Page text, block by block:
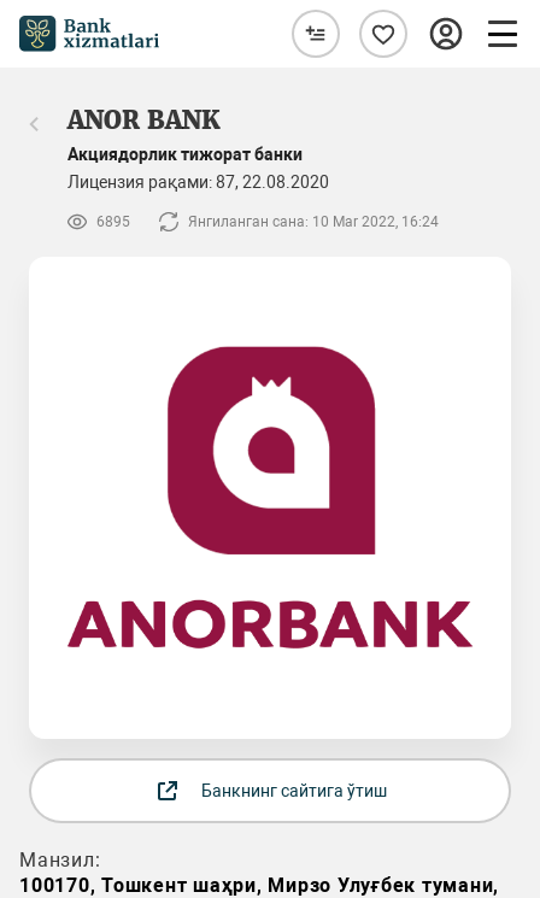
ANOR BANK
Акциядорлик тижорат банки
Лицензия рақами: 87, 22.08.2020
6895 Янгиланган сана: 10 Mar 2022, 16:24
Банкнинг сайтига ўтиш
Манзил:
100170, Тошкент шаҳри, Мирзо Улуғбек тумани,